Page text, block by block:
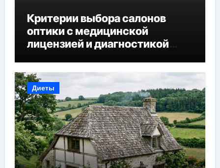
Критерии выбора салонов
оптики с медицинской
лицензией и диагностикой
Диеты